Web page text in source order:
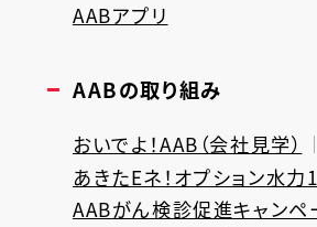
AABアプリ
AABの取り組み
おいでよ！AAB（会社見学）
あきたEネ！オプション水
AABがん検診促進キャンペ